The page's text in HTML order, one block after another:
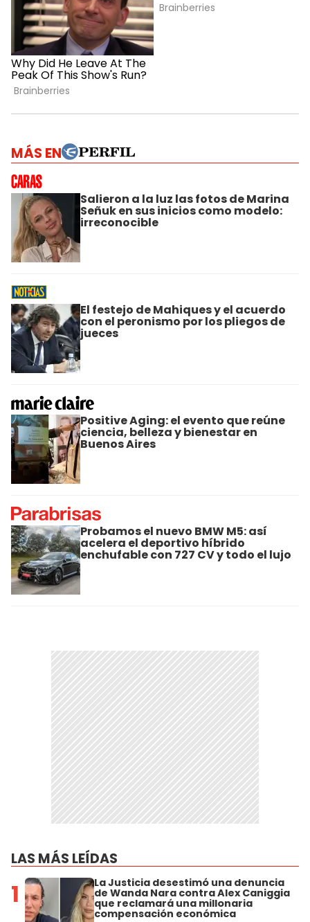
MÁS EN
Salieron a la luz las fotos de Marina
Señuk en sus inicios como modelo:
irreconocible
El festejo de Mahiques y el acuerdo
con el peronismo por los pliegos de
jueces
Positive Aging: el evento que reúne
ciencia, belleza y bienestar en
Buenos Aires
Probamos el nuevo BMW M5: así
acelera el deportivo híbrido
enchufable con 727 CV y todo el lujo
LAS MÁS LEÍDAS
1 La Justicia desestimó una denuncia
de Wanda Nara contra Alex Caniggia
que reclamará una millonaria
compensación económica